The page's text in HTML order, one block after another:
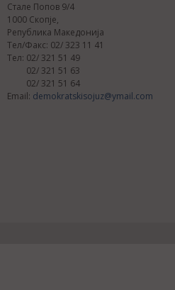
Стале Попов 9/4
1000 Скопје,
Република Македонија
Тел/Факс: 02/ 323 11 41
Тел: 02/ 321 51 49
02/ 321 51 63
02/ 321 51 64
Email: demokratskisojuz@ymail.com